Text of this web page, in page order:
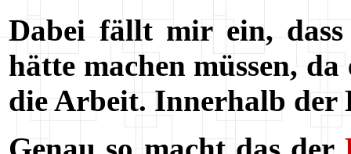
Dabei fällt mir ein,
hätte machen müssen,
die Arbeit. Innerhalb der